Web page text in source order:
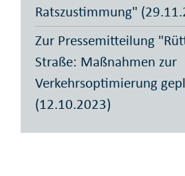
Ratszustimmung"
Zur Pressemitteilung
Straße: Maßnahmen zur
Verkehrsoptimierung
(12.10.2023)